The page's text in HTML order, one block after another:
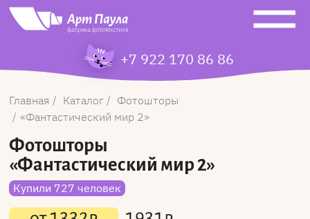
+7 922 170 86 86
Главная Каталог
Фотошторы
Фантастический мир 2
Фотошторы
«Фантастический мир 2»
Купили 727 человек